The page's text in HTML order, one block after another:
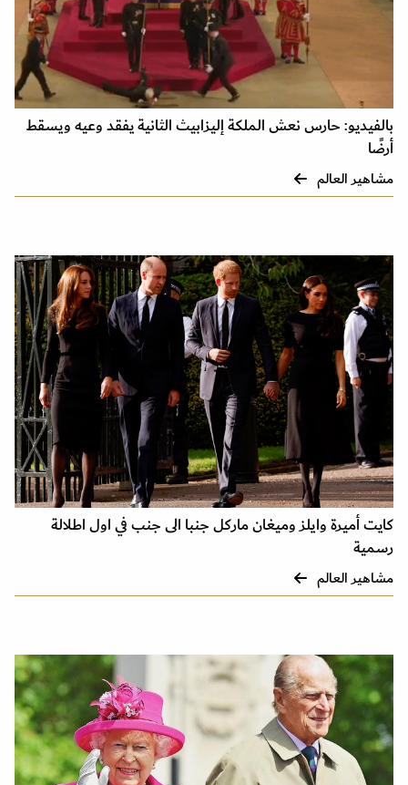
بالفيديو: حارس نعش الملكة إليزابيث الثانية يفقد وعيه ويسقط
أرضًا
مشاهير العالم
كايت أميرة وايلز وميغان ماركل جنبا الى جنب في اول اطلالة
رسمية
مشاهير العالم